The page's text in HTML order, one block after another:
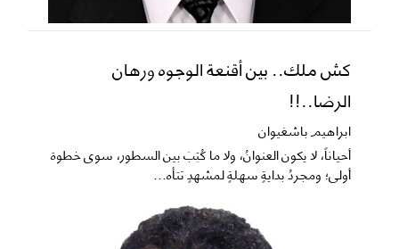
كش ملك.. بين أقنعة الوجوه ورهان
الرضا..!!
ابراهيم باشغيوان
​أحياناً، لا يكون العنوانُ، ولا ما كُتِبَ بين السطور، سوى خطوة
أولى؛ ومجردُ بدايةٍ سهلةٍ لمشهدٍ تتأه...